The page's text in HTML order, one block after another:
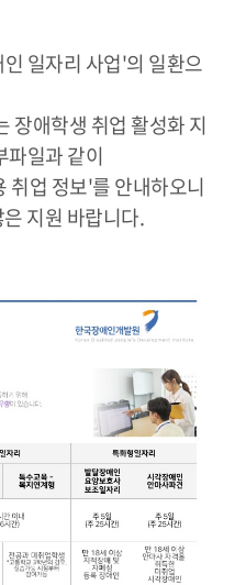
일자리 사업'의 일환으
장애학생 취업 활성화 지
파일과 같이
취업 정보'를 안내하오니
지원 바랍니다.